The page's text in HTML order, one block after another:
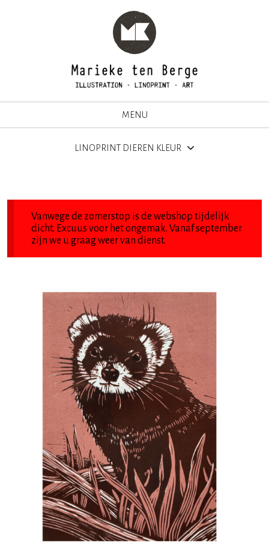
MENU
LINOPRINT DIEREN KLEUR
Vanwege de zomerstop is de webshop tijdelijk
dicht. Excuus voor het ongemak. Vanaf september
zijn we u graag weer van dienst.